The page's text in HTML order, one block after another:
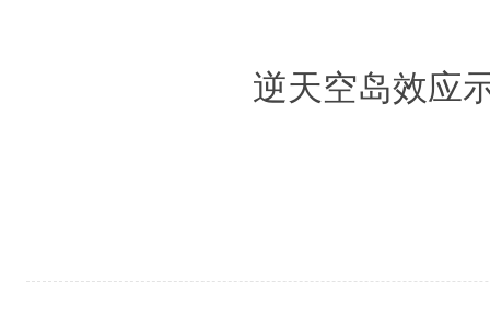
逆天空岛效应